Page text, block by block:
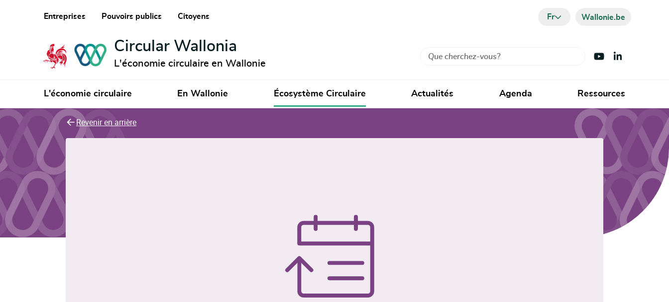
Entreprises Pouvoirs publics Citoyens Fr Wallonie.be
Circular Wallonia
L'économie circulaire en Wallonie
Rechercher Visiter Youtube
Visiter LinkedIn
L'économie circulaire En Wallonie Écosystème Circulaire Actualités Agenda Ressources
Revenir en arrière